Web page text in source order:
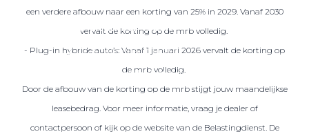
Over elektrisch rijden
Over elektrisch rijden
Bijtelling en belastingvoordelen
Onderhoud en kosten
een verdere afbouw naar een korting van 25% in 2029. Vanaf 2030
vervalt de korting op de mrb volledig.
- Plug-in hybride auto’s: Vanaf 1 januari 2026 vervalt de korting op
de mrb volledig.
Door de afbouw van de korting op de mrb stijgt jouw maandelijkse
leasebedrag. Voor meer informatie, vraag je dealer of
contactpersoon of kijk op de website van de Belastingdienst. De